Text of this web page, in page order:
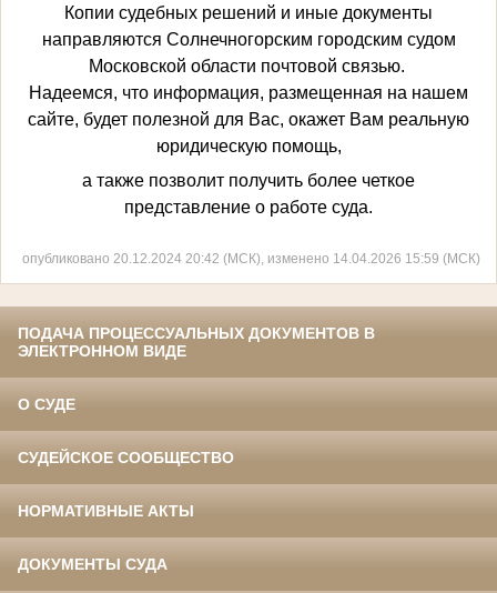
Копии судебных решений и иные документы
направляются Солнечногорским городским судом
Московской области почтовой связью.
Надеемся, что информация, размещенная на нашем
сайте, будет полезной для Вас, окажет Вам реальную
юридическую помощь,
а также позволит получить более четкое
представление о работе суда.
опубликовано 20.12.2024 20:42 (МСК), изменено 14.04.2026 15:59 (МСК)
ПОДАЧА ПРОЦЕССУАЛЬНЫХ ДОКУМЕНТОВ В
ЭЛЕКТРОННОМ ВИДЕ
О СУДЕ
СУДЕЙСКОЕ СООБЩЕСТВО
НОРМАТИВНЫЕ АКТЫ
ДОКУМЕНТЫ СУДА